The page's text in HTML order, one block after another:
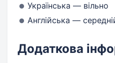
Українська — вільно
Англійська —
Додаткова